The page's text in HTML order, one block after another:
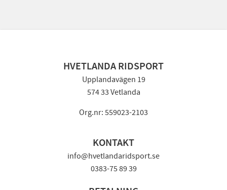
HVETLANDA RIDSPORT
Upplandavägen 19
574 33 Vetlanda
Org.nr: 559023-2103
KONTAKT
info@hvetlandaridsport.se
0383-75 89 39